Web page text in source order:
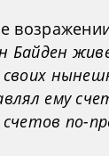
Байден
ему
по-